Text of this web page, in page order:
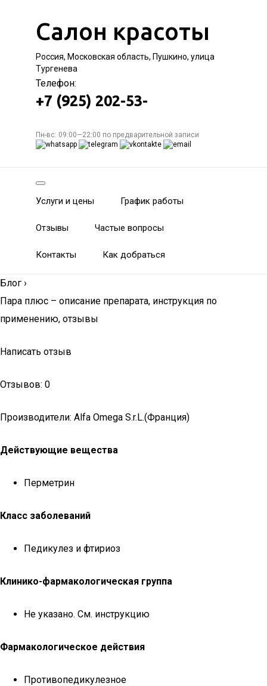
Салон красоты
Россия, Московская область, Пушкино, улица
Тургенева
Телефон:
+7 (925) 202-53-
Пн-вс: 09:00—22:00 по предварительной записи
Услуги и цены График работы
Отзывы Частые вопросы
Контакты Как добраться
Блог ›
Пара плюс – описание препарата, инструкция по
применению, отзывы
Написать отзыв
Отзывов: 0
Производители: Alfa Omega S.r.L.(Франция)
Действующие вещества
Перметрин
Класс заболеваний
Педикулез и фтириоз
Клинико-фармакологическая группа
Не указано. См. инструкцию
Фармакологическое действия
Противопедикулезное